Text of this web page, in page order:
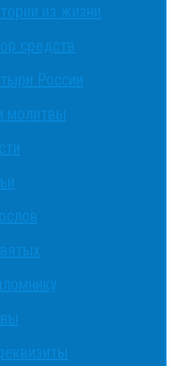
из жизни
средств
России
молитвы